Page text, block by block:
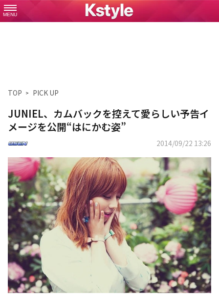
MENU
TOP PICK UP
JUNIEL、カムバックを控えて愛らしい予告イ
メージを公開“はにかむ姿”
2014/09/22 13:26